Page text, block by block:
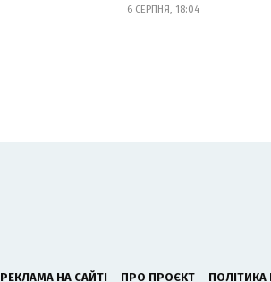
6 СЕРПНЯ, 18:04
РЕКЛАМА НА САЙТІ ПРО ПРОЄКТ ПОЛІТИКА